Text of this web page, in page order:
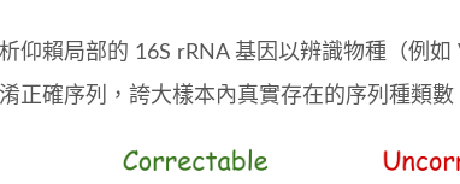
仰賴局部的 16S rRNA 基因以辨識物種（例
正確序列，誇大樣本內真實存在的序列種類數